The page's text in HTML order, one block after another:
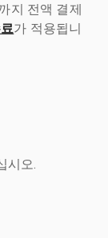
지 전액 결제
가 적용됩니
시오.